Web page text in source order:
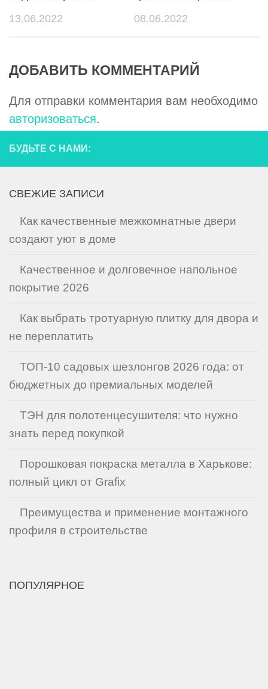
13.06.2022 08.06.2022
ДОБАВИТЬ КОММЕНТАРИЙ
Для отправки комментария вам необходимо
авторизоваться.
БУДЬТЕ С НАМИ:
СВЕЖИЕ ЗАПИСИ
Как качественные межкомнатные двери
создают уют в доме
Качественное и долговечное напольное
покрытие 2026
Как выбрать тротуарную плитку для двора и
не переплатить
ТОП-10 садовых шезлонгов 2026 года: от
бюджетных до премиальных моделей
ТЭН для полотенцесушителя: что нужно
знать перед покупкой
Порошковая покраска металла в Харькове:
полный цикл от Grafix
Преимущества и применение монтажного
профиля в строительстве
ПОПУЛЯРНОЕ